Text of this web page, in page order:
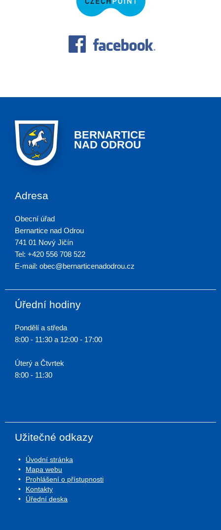
BERNARTICE
NAD ODROU
Adresa
Obecní úřad
Bernartice nad Odrou
741 01 Nový Jičín
Tel: +420 556 708 522
E-mail: obec@bernarticenadodrou.cz
Úřední hodiny
Pondělí a středa
8:00 - 11:30 a 12:00 - 17:00
Úterý a Čtvrtek
8:00 - 11:30
Užitečné odkazy
Úvodní stránka
Mapa webu
Prohlášení o přístupnosti
Kontakty
Úřední deska